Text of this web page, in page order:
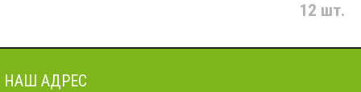
12 шт.
НАШ АДРЕС